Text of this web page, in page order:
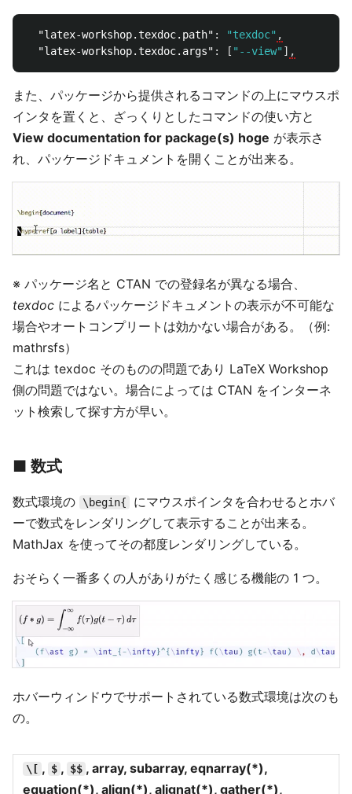
"latex-workshop.texdoc.path" : "texdoc" ,
"latex-workshop.texdoc.args" : [ "--view" ] ,
また、パッケージから提供されるコマンドの上にマウスポ
インタを置くと、ざっくりとしたコマンドの使い方と
View documentation for package(s) hoge が表示さ
れ、パッケージドキュメントを開くことが出来る。
※ パッケージ名と CTAN での登録名が異なる場合、
texdoc によるパッケージドキュメントの表示が不可能な
場合やオートコンプリートは効かない場合がある。（例:
mathrsfs）
これは texdoc そのものの問題であり LaTeX Workshop
側の問題ではない。場合によっては CTAN をインターネ
ット検索して探す方が早い。
■ 数式
数式環境の \begin{
にマウスポインタを合わせるとホバ
ーで数式をレンダリングして表示することが出来る。
MathJax を使ってその都度レンダリングしている。
おそらく一番多くの人がありがたく感じる機能の 1 つ。
ホバーウィンドウでサポートされている数式環境は次のも
の。
\[ , $ , $$ , array, subarray, eqnarray(*),
equation(*), align(*), alignat(*), gather(*),